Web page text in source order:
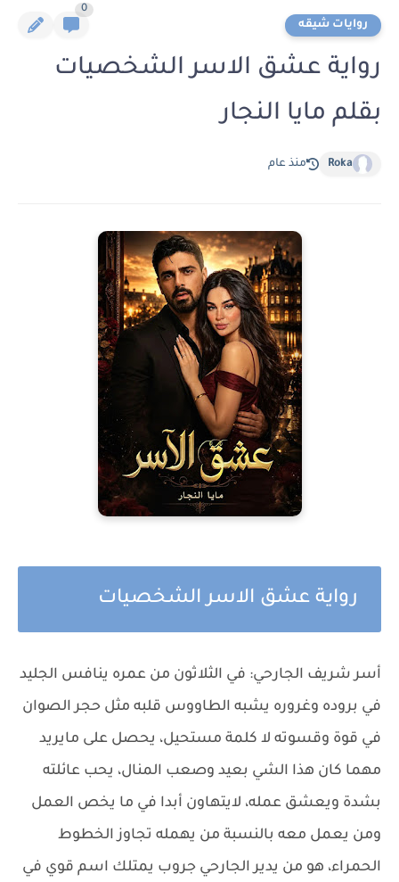
روايات شيقه
0
رواية عشق الاسر الشخصيات
بقلم مايا النجار
Roka منذ عام
رواية عشق الاسر الشخصيات
أسر شريف الجارحي: في الثلاثون من عمره ينافس الجليد
في بروده وغروره يشبه الطاووس قلبه مثل حجر الصوان
في قوة وقسوته لا كلمة مستحيل، يحصل على مايريد
مهما كان هذا الشي بعيد وصعب المنال، يحب عائلته
بشدة ويعشق عمله، لايتهاون أبدا في ما يخص العمل
ومن يعمل معه بالنسبة من يهمله تجاوز الخطوط
الحمراء، هو من يدير الجارحي جروب يمتلك اسم قوي في